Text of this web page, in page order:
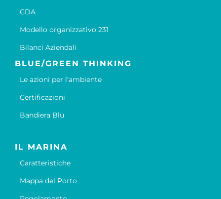
CDA
Modello organizzativo 231
Bilanci Aziendali
BLUE/GREEN THINKING
Le azioni per l’ambiente
Certificazioni
Bandiera Blu
IL MARINA
Caratteristiche
Mappa del Porto